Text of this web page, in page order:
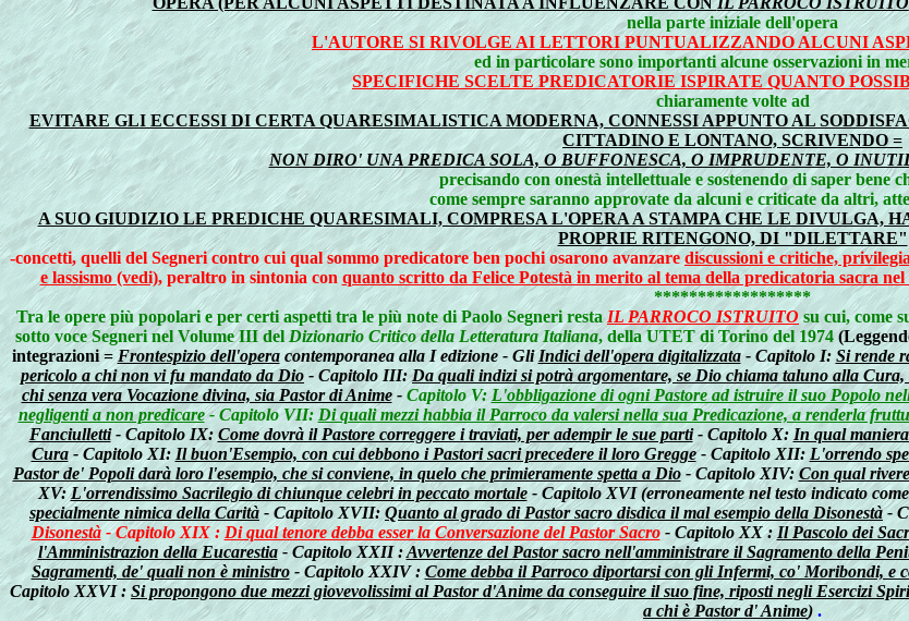
nella parte iniziale dell'opera
L'AUTORE SI RIVOLGE AI LETTORI PUNTUALIZZANDO ALCUNI
ed in particolare sono importanti alcune osservazioni in
SPECIFICHE SCELTE PREDICATORIE ISPIRATE QUANTO
chiaramente volte ad
EVITARE GLI ECCESSI DI CERTA QUARESIMALISTICA MODERNA, CONNESSI APPUNTO AL
CITTADINO E LONTANO, SCRIVENDO =
NON DIRO' UNA PREDICA SOLA, O BUFFONESCA, O IMPRUDENTE, O
precisando con onestà intellettuale e sostenendo di saper bene
come sempre saranno approvate da alcuni e criticate da altri,
A SUO GIUDIZIO LE PREDICHE QUARESIMALI, COMPRESA L'OPERA A STAMPA CHE LE DIVULGA,
PROPRIE RITENGONO, DI "DILETTARE"
-concetti, quelli del Segneri contro cui qual sommo predicatore ben pochi osarono avanzare discussioni e critiche,
e lassismo (vedi), peraltro in sintonia con quanto scritto da Felice Potestà in merito al tema della predicatoria sacra
******************
Tra le opere più popolari e per certi aspetti tra le più note di Paolo Segneri restaIL PARROCO ISTRUITOsu cui, come
sotto voce Segneri nel Volume III del Dizionario Critico della Letteratura Italiana, della UTET di Torino del 1974
integrazioni =Frontespizio dell'operacontemporanea alla I edizione - GliIndici dell'opera digitalizzata- Capitolo I: Si rende
pericolo a chi non vi fu mandato da Dio- Capitolo III:Da quali indizi si potrà argomentare, se Dio chiama taluno alla
chi senza vera Vocazione divina, sia Pastor di Anime - Capitolo V:L'obbligazione di ogni Pastore ad istruire il suo Popolo
negligenti a non predicare- Capitolo VII: Di quali mezzi habbia il Parroco da valersi nella sua Predicazione, a renderla
Fanciulletti - Capitolo IX:Come dovrà il Pastore correggere i traviati, per adempir le sue parti - Capitolo X: In qual
Cura- Capitolo XI: Il buon'Esempio, con cui debbono i Pastori sacri precedere il loro Gregge- Capitolo XII: L'orrendo
Pastor de' Popoli darà loro l'esempio, che si conviene, in quelo che primieramente spetta a Dio- Capitolo XIV:Con qual
XV:L'orrendissimo Sacrilegio di chiunque celebri in peccato mortale- Capitolo XVI (erroneamente nel testo indicato
specialmente nimica della Carità - Capitolo XVII:Quanto al grado di Pastor sacro disdica il mal esempio della Disonestà-
Disonestà-Capitolo XIX : Di qual tenore debba esser la Conversazione del Pastor Sacro- Capitolo XX :Il Pascolo dei
l'Amministrazion della Eucarestia- Capitolo XXII :Avvertenze del Pastor sacro nell'amministrare il Sagramento della
Sagramenti, de' quali non è ministro- Capitolo XXIV :Come debba il Parroco diportarsi con gli Infermi, co' Moribondi, e
Capitolo XXVI : Si propongono due mezzi giovevolissimi al Pastor d'Anime da conseguire il suo fine, riposti negli Esercizi
a chi è Pastor d' Anime) .